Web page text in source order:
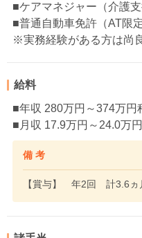
■ケアマネジャー（介護支
■普通自動車免許（AT限
※実務経験がある方は尚
給料
■年収 280万円～374万円
■月収 17.9万円～24.0万
備 考
【賞与】 年2回 計3.6ヵ